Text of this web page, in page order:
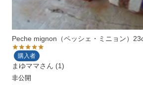
Peche mignon（ペッシェ・ミニョン）
購入者
まゆママ 1
非公開